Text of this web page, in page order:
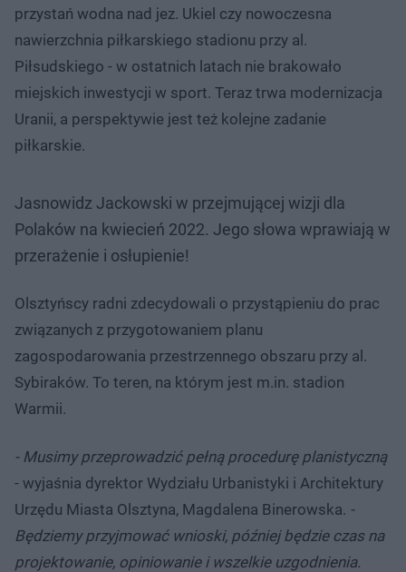
przystań wodna nad jez. Ukiel czy nowoczesna
nawierzchnia piłkarskiego stadionu przy al.
Piłsudskiego - w ostatnich latach nie brakowało
miejskich inwestycji w sport. Teraz trwa modernizacja
Uranii, a perspektywie jest też kolejne zadanie
piłkarskie.
Jasnowidz Jackowski w przejmującej wizji dla
Polaków na kwiecień 2022. Jego słowa wprawiają w
przerażenie i osłupienie!
Olsztyńscy radni zdecydowali o przystąpieniu do prac
związanych z przygotowaniem planu
zagospodarowania przestrzennego obszaru przy al.
Sybiraków. To teren, na którym jest m.in. stadion
Warmii.
- Musimy przeprowadzić pełną procedurę planistyczną
- wyjaśnia dyrektor Wydziału Urbanistyki i Architektury
Urzędu Miasta Olsztyna, Magdalena Binerowska. -
Będziemy przyjmować wnioski, później będzie czas na
projektowanie, opiniowanie i wszelkie uzgodnienia.